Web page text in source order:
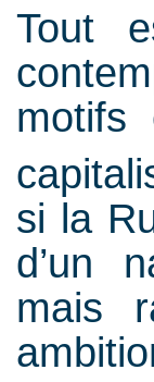
Tout
motifs
si la
d’un
mais